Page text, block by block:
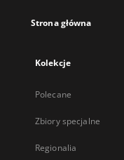
Strona główna
Kolekcje
Polecane
Zbiory specjalne
Regionalia